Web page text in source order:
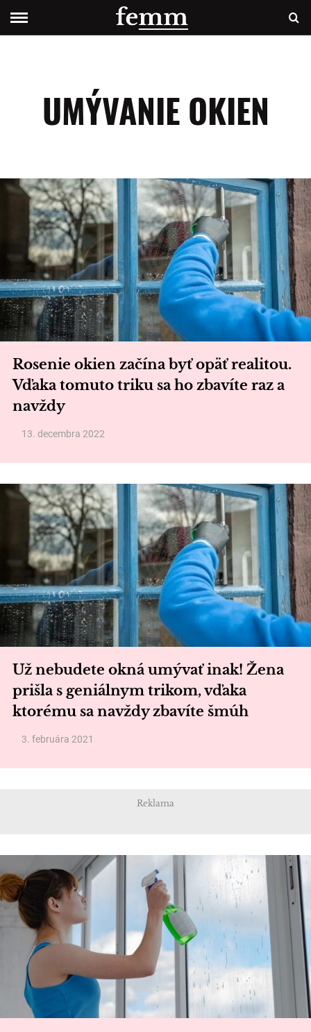
UMÝVANIE OKIEN
Rosenie okien začína byť opäť realitou.
Vďaka tomuto triku sa ho zbavíte raz a
navždy
13. decembra 2022
Už nebudete okná umývať inak! Žena
prišla s geniálnym trikom, vďaka
ktorému sa navždy zbavíte šmúh
3. februára 2021
Reklama